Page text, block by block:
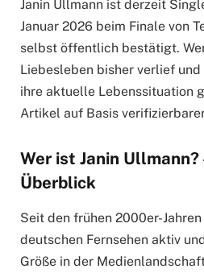
Janin Ullmann ist derzeit
Januar 2026 beim Finale von
selbst öffentlich bestätigt.
Liebesleben bisher verlief
ihre aktuelle Lebenssituation
Artikel auf Basis
Wer ist Janin
Überblick
Seit den frühen 2000er-
deutschen Fernsehen aktiv
Größe in der